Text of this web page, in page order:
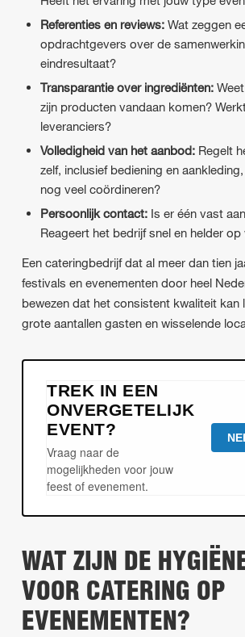
Referenties en reviews:Wat zeggen
opdrachtgevers over de
eindresultaat?
Transparantie over ingrediënten:Weet
zijn producten vandaan komen?
leveranciers?
Volledigheid van het aanbod:Regelt
zelf, inclusief bediening en
nog veel coördineren?
Persoonlijk contact:Is er één vast
Reageert het bedrijf snel en helder op
Een cateringbedrijf dat al meer dan tien
festivals en evenementen door heel
bewezen dat het consistent kwaliteit kan
grote aantallen gasten en wisselende
TREK IN EEN
ONVERGETELIJK
EVENT?
Vraag naar de
mogelijkheden voor jouw
feest of evenement.
WAT ZIJN DE
VOOR CATERING OP
EVENEMENTEN?